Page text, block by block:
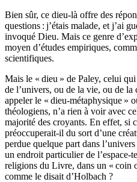
Bien sûr, ce dieu-là offre des
questions : j’étais malade, et j’ai
invoqué Dieu. Mais ce genre
moyen d’études empiriques,
scientifiques.
Mais le « dieu » de Paley, celui
de l’univers, ou de la vie, ou de la
appeler le « dieu-métaphysique »
théologiens, n’a rien à voir avec
majorité des croyants. En effet, si
préoccuperait-il du sort d’une
perdue quelque part dans
un endroit particulier de l’espace-
religions du Livre, dans un « coin
comme le disait d’Holbach ?